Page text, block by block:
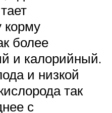
корму
более
и калорийный.
и низкой
так
с